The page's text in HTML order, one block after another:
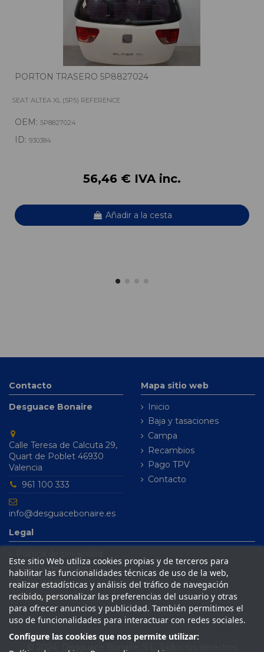
PORTON TRASERO 5P8827024
SEAT ALTEA XL (5P5) REFERENCE
OEM: 5P8827024
ID: 930384
56,46 € IVA inc.
Añadir a la cesta
Contacto
Desguace Bonaire
Calle Teresa de Calcuta 29,
Quart de Poblet 46930
Valencia
961 100 333
info@desguacebonaire.es
Mapa sitio web
Inicio
Baja y tasaciones
Campa
Recambios
Pago TPV
Contacto
Legal
Política de cookies
Aviso legal
Condiciones de venta
Este sitio Web utiliza cookies propias y de terceros para
habilitar las funcionalidades técnicas de uso de la web,
realizar estadísticas y análisis del tráfico de navegación
recibido, personalizar las preferencias del usuario y otras
para ofrecer anuncios y publicidad. También permitimos el
uso de funcionalidades para interactuar con redes sociales.
Configure las cookies que nos permite utilizar: